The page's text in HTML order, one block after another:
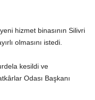
hizmet binasının Silivri
olmasını istedi.
kesildi ve
Odası Başkanı